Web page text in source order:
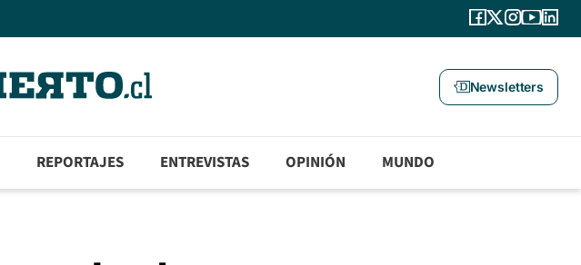
Newsletters
REPORTAJES ENTREVISTAS OPINIÓN MUNDO